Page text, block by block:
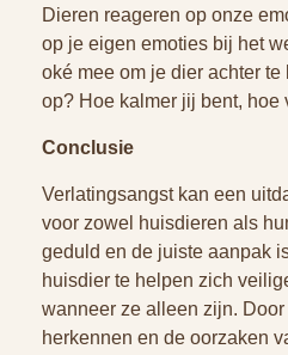
Dieren reageren op onze
op je eigen emoties bij het
oké mee om je dier achter
op? Hoe kalmer jij bent, hoe
Conclusie
Verlatingsangst kan een
voor zowel huisdieren als
geduld en de juiste aanpak
huisdier te helpen zich
wanneer ze alleen zijn.
herkennen en de oorzaken